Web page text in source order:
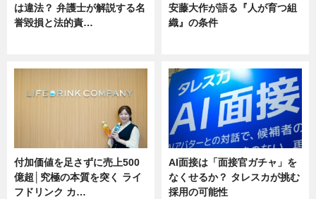
は違法？ 弁護士が解説する名
誉毀損と法的責…
安藤大作が語る『人が育つ組
織』の条件
付加価値を足さずに売上500
億超│究極の本質を突く ライ
フドリンク カ…
AI面接は「面接官ガチャ」を
なくせるか？ タレスカが挑む
採用の可能性